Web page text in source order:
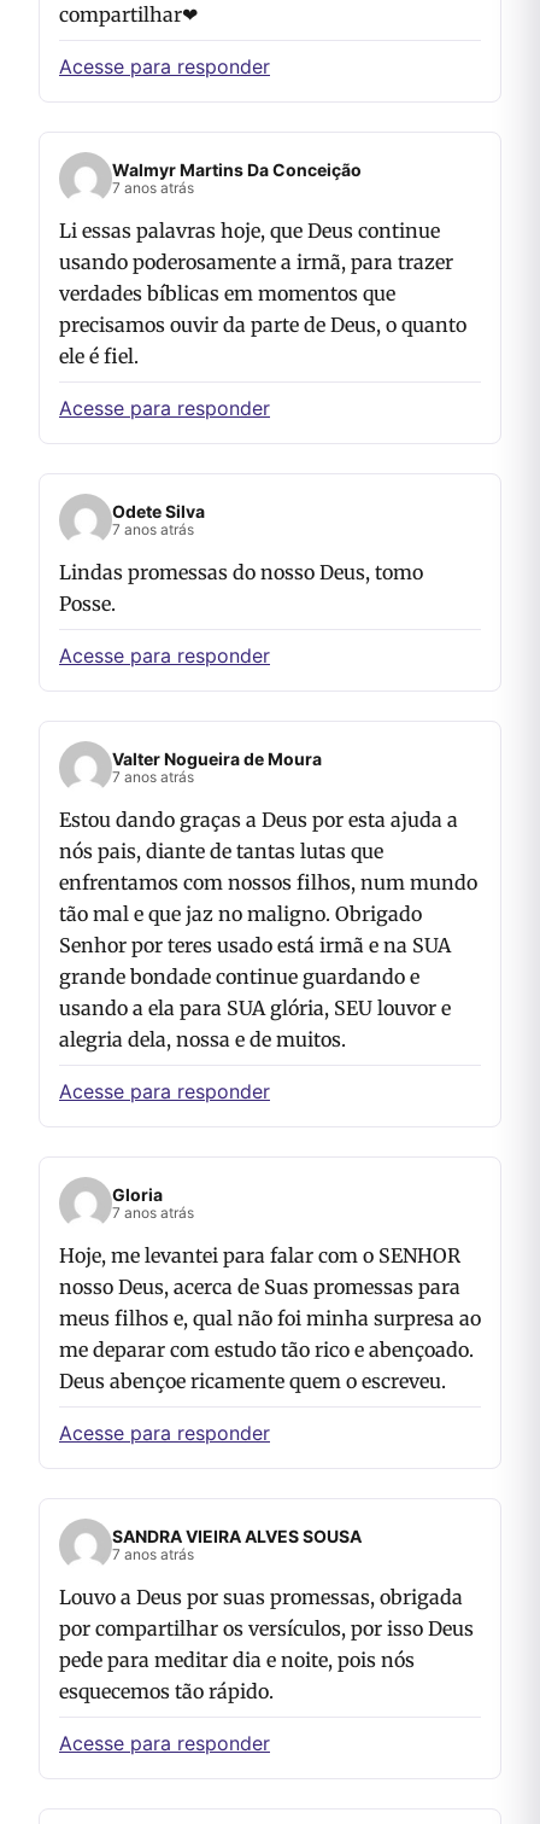
compartilhar❤
Acesse para responder
Walmyr Martins Da Conceição
7 anos atrás
Li essas palavras hoje, que Deus continue
usando poderosamente a irmã, para trazer
verdades bíblicas em momentos que
precisamos ouvir da parte de Deus, o quanto
ele é fiel.
Acesse para responder
Odete Silva
7 anos atrás
Lindas promessas do nosso Deus, tomo
Posse.
Acesse para responder
Valter Nogueira de Moura
7 anos atrás
Estou dando graças a Deus por esta ajuda a
nós pais, diante de tantas lutas que
enfrentamos com nossos filhos, num mundo
tão mal e que jaz no maligno. Obrigado
Senhor por teres usado está irmã e na SUA
grande bondade continue guardando e
usando a ela para SUA glória, SEU louvor e
alegria dela, nossa e de muitos.
Acesse para responder
Gloria
7 anos atrás
Hoje, me levantei para falar com o SENHOR
nosso Deus, acerca de Suas promessas para
meus filhos e, qual não foi minha surpresa ao
me deparar com estudo tão rico e abençoado.
Deus abençoe ricamente quem o escreveu.
Acesse para responder
SANDRA VIEIRA ALVES SOUSA
7 anos atrás
Louvo a Deus por suas promessas, obrigada
por compartilhar os versículos, por isso Deus
pede para meditar dia e noite, pois nós
esquecemos tão rápido.
Acesse para responder